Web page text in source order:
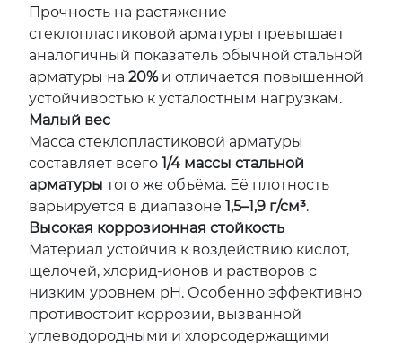
Прочность на растяжение
стеклопластиковой арматуры превышает
аналогичный показатель обычной стальной
арматуры на 20%и отличается повышенной
устойчивостью к усталостным нагрузкам.
Малый вес
Масса стеклопластиковой арматуры
составляет всего 1/4 массы стальной
арматуры того же объёма. Её плотность
варьируется в диапазоне 1,5–1,9 г/см³.
Высокая коррозионная стойкость
Материал устойчив к воздействию кислот,
щелочей, хлорид-ионов и растворов с
низким уровнем pH. Особенно эффективно
противостоит коррозии, вызванной
углеводородными и хлорсодержащими